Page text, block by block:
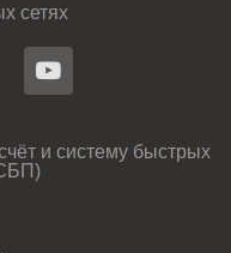
сетях
и систему быстрых